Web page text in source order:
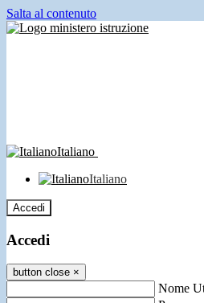
Salta al contenuto
Italiano
Italiano
Accedi
Accedi
button close ×
Nome